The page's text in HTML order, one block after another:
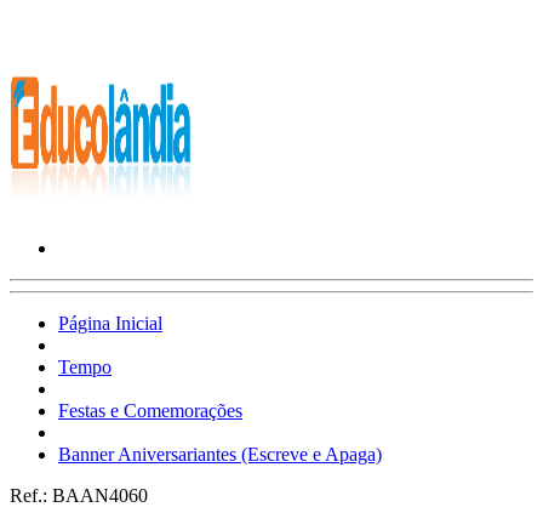
Página Inicial
Tempo
Festas e Comemorações
Banner Aniversariantes (Escreve e Apaga)
Ref.: BAAN4060